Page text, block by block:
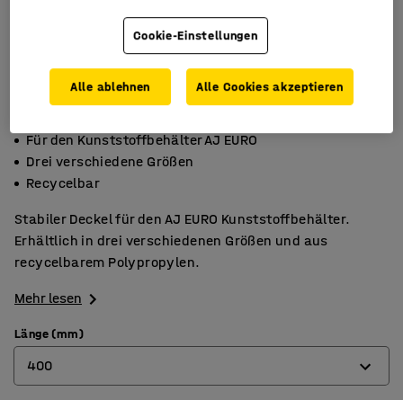
Für den Kunststoffbehälter AJ EURO
Drei verschiedene Größen
Recycelbar
Stabiler Deckel für den AJ EURO Kunststoffbehälter.
Erhältlich in drei verschiedenen Größen und aus
recycelbarem Polypropylen.
Mehr lesen
Länge (mm)
400
Cookie-Einstellungen
Alle ablehnen Alle Cookies akzeptieren